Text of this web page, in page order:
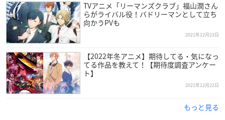
TVアニメ「リーマンズクラブ」福山潤さん
らがライバル役！バドリーマンとして立ち
向かうPVも
2021年12月23日
【2022年冬アニメ】期待してる・気になっ
てる作品を教えて！【期待度調査アンケー
ト】
2021年12月22日
もっと見る